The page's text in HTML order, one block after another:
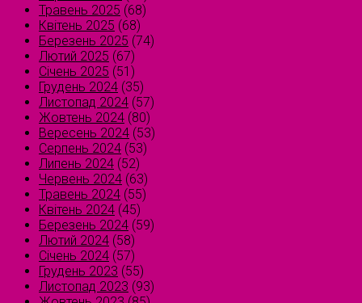
Травень 2025 (68)
Квітень 2025 (68)
Березень 2025 (74)
Лютий 2025 (67)
Січень 2025 (51)
Грудень 2024 (35)
Листопад 2024 (57)
Жовтень 2024 (80)
Вересень 2024 (53)
Серпень 2024 (53)
Липень 2024 (52)
Червень 2024 (63)
Травень 2024 (55)
Квітень 2024 (45)
Березень 2024 (59)
Лютий 2024 (58)
Січень 2024 (57)
Грудень 2023 (55)
Листопад 2023 (93)